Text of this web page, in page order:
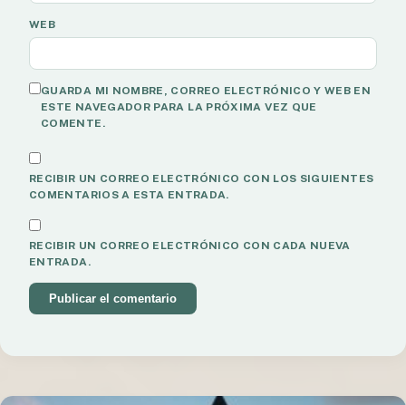
WEB
GUARDA MI NOMBRE, CORREO ELECTRÓNICO Y WEB EN
ESTE NAVEGADOR PARA LA PRÓXIMA VEZ QUE
COMENTE.
RECIBIR UN CORREO ELECTRÓNICO CON LOS SIGUIENTES
COMENTARIOS A ESTA ENTRADA.
RECIBIR UN CORREO ELECTRÓNICO CON CADA NUEVA
ENTRADA.